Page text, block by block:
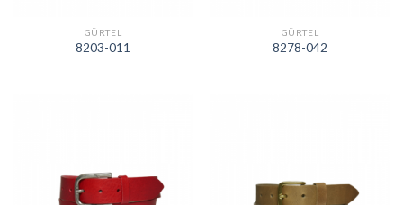
GÜRTEL
8203-011
GÜRTEL
8278-042